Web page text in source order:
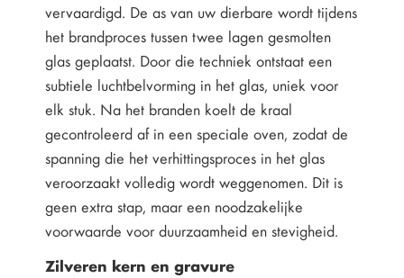
vervaardigd. De as van uw dierbare wordt tijdens
het brandproces tussen twee lagen gesmolten
glas geplaatst. Door die techniek ontstaat een
subtiele luchtbelvorming in het glas, uniek voor
elk stuk. Na het branden koelt de kraal
gecontroleerd af in een speciale oven, zodat de
spanning die het verhittingsproces in het glas
veroorzaakt volledig wordt weggenomen. Dit is
geen extra stap, maar een noodzakelijke
voorwaarde voor duurzaamheid en stevigheid.
Zilveren kern en gravure